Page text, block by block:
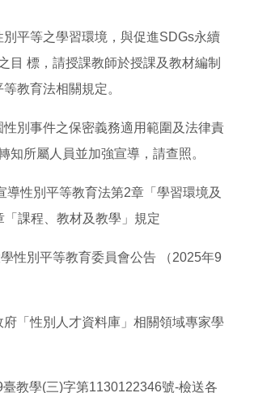
別平等之學習環境，與促進SDGs永續
⽬ 標，請授課教師於授課及教材編制
教育法相關規定。
性別事件之保密義務適用範圍及法律責
知所屬人員並加強宣導，請查照。
導性別平等教育法第2章「學習環境及
「課程、教材及教學」規定
性別平等教育委員會公告 （2025年9
府「性別人才資料庫」相關領域專家學
臺教學(三)字第1130122346號-檢送各